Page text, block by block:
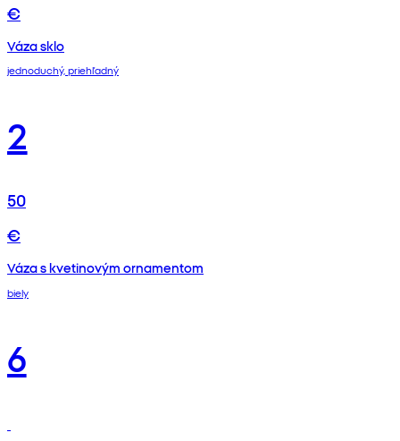
€
Váza sklo
jednoduchý, priehľadný
2
50
€
Váza s kvetinovým ornamentom
biely
6